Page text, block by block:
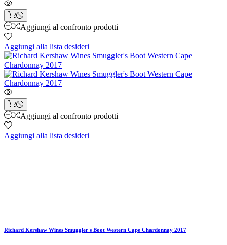
Aggiungi al confronto prodotti
Aggiungi alla lista desideri
Aggiungi al confronto prodotti
Aggiungi alla lista desideri
Richard Kershaw Wines Smuggler's Boot Western Cape Chardonnay 2017